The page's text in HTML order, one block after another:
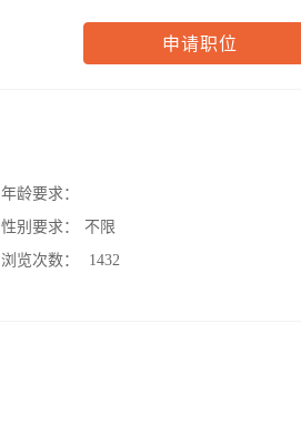
申请职位
年龄要求：
性别要求：
不限
浏览次数：
1432